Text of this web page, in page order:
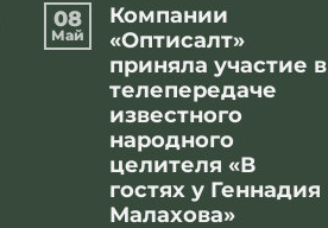
Источник
счастья
08
Май
Компании
«Оптисалт»
приняла участие в
телепередаче
известного
народного
целителя «В
гостях у Геннадия
Малахова»